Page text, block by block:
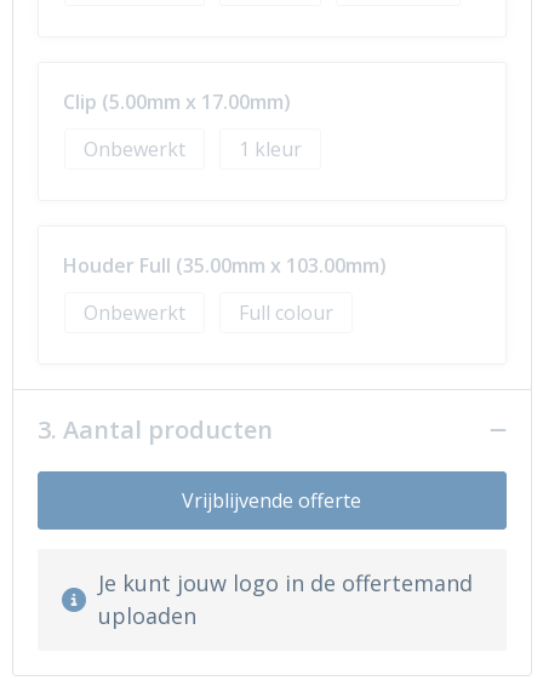
Clip (5.00mm x 17.00mm)
Onbewerkt
1
Houder Full (35.00mm x 103.00mm)
Onbewerkt
Full colour
3. Aantal producten
Vrijblijvende offerte
Je kunt jouw logo in de offertemand
uploaden